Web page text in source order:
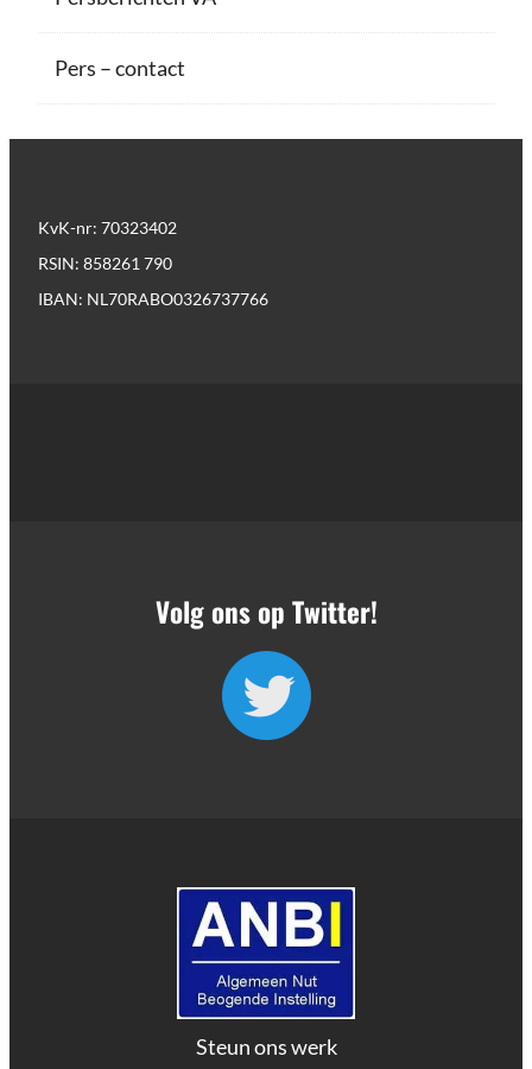
Pers – contact
KvK-nr: 70323402
RSIN: 858261 790
IBAN: NL70RABO0326737766
Volg ons op Twitter!
Steun ons werk